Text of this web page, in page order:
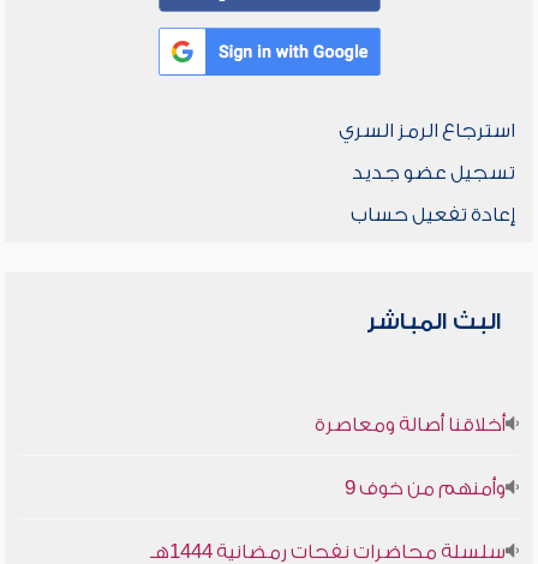
استرجاع الرمز السري
تسجيل عضو جديد
إعادة تفعيل حساب
البث المباشر
أخلاقنا أصالة ومعاصرة
وأمنهم من خوف 9
سلسلة محاضرات نفحات رمضانية 1444هـ